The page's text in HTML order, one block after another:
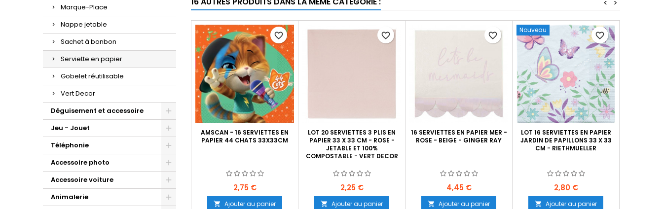
Marque-Place
Nappe jetable
Sachet à bonbon
Serviette en papier
Gobelet réutilisable
Vert Decor
Déguisement et accessoire
Jeu - Jouet
Téléphonie
Accessoire photo
Accessoire voiture
Animalerie
>
<
AMSCAN - 16 SERVIETTES EN
PAPIER 44 CHATS 33X33CM
Prix
2,75 €
 Ajouter au panier
favorite_border
LOT 20 SERVIETTES 3 PLIS EN
PAPIER 33 X 33 CM - ROSE -
JETABLE ET 100%
COMPOSTABLE - VERT DECOR
Prix
2,25 €
 Ajouter au panier
favorite_border
16 SERVIETTES EN PAPIER MER -
ROSE - BEIGE - GINGER RAY
Prix
4,45 €
 Ajouter au panier
favorite_border
Nouveau
LOT 16 SERVIETTES EN PAPIER
JARDIN DE PAPILLONS 33 X 33
CM - RIETHMUELLER
Prix
2,80 €
 Ajouter au panier
favorite_border